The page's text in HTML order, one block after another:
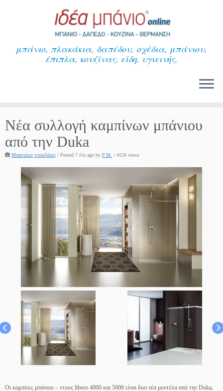
μπάνιο, πλακάκια, δαπέδου, σχέδια, μπάνιου,
έπιπλα, κουζίνας, είδη, υγιεινής,
Νέα συλλογή καμπίνων μπάνιου
από την Duka
Μπανιέρες ντουζιέρες / Posted 7 έτη ago by P.M. / 4120 views
Οι καμπίνες μπάνιου – ντους libero 4000 και 5000 είναι δυο νέα μοντέλα από την Duka,